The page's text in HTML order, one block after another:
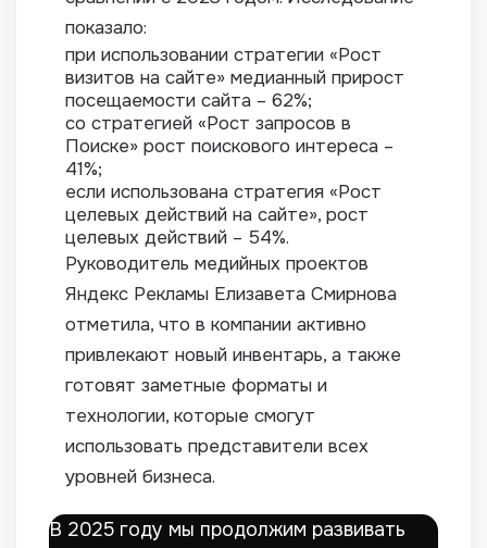
показало:
при использовании стратегии «Рост
визитов на сайте» медианный прирост
посещаемости сайта – 62%;
со стратегией «Рост запросов в
Поиске» рост поискового интереса –
41%;
если использована стратегия «Рост
целевых действий на сайте», рост
целевых действий – 54%.
Руководитель медийных проектов
Яндекс Рекламы Елизавета Смирнова
отметила, что в компании активно
привлекают новый инвентарь, а также
готовят заметные форматы и
технологии, которые смогут
использовать представители всех
уровней бизнеса.
В 2025 году мы продолжим развивать